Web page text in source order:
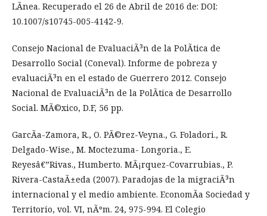
LÃ­nea. Recuperado el 26 de Abril de 2016 de: DOI:
10.1007/s10745-005-4142-9.
Consejo Nacional de EvaluaciÃ³n de la PolÃ­tica de
Desarrollo Social (Coneval). Informe de pobreza y
evaluaciÃ³n en el estado de Guerrero 2012. Consejo
Nacional de EvaluaciÃ³n de la PolÃ­tica de Desarrollo
Social. MÃ©xico, D.F, 56 pp.
GarcÃ­a-Zamora, R., O. PÃ©rez-Veyna., G. Foladori., R.
Delgado-Wise., M. Moctezuma- Longoria., E.
Reyesâ€”Rivas., Humberto. MÃ¡rquez-Covarrubias., P.
Rivera-CastaÃ±eda (2007). Paradojas de la migraciÃ³n
internacional y el medio ambiente. EconomÃ­a Sociedad y
Territorio, vol. VI, nÃºm. 24, 975-994. El Colegio